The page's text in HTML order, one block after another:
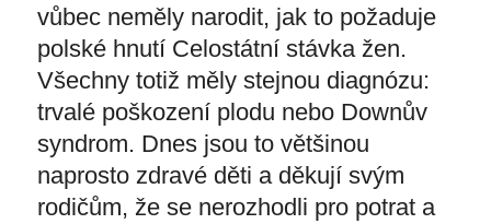
vůbec neměly narodit, jak to požaduje
polské hnutí Celostátní stávka žen.
Všechny totiž měly stejnou diagnózu:
trvalé poškození plodu nebo Downův
syndrom. Dnes jsou to většinou
naprosto zdravé děti a děkují svým
rodičům, že se nerozhodli pro potrat a